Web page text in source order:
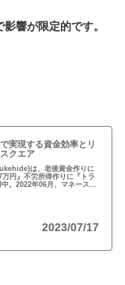
響が限定的です。
実現する資金効率とリ
クエア
は、老後資金作りに
万円』不労所得作りに『トラ
。2022年06月、マネースク
2023/07/17